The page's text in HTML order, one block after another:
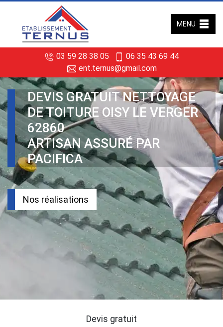
03 59 28 38 05
06 35 43 69 44
ent.ternus@gmail.com
MENU
DEVIS GRATUIT NETTOYAGE
DE TOITURE OISY LE VERGER
62860
ARTISAN ASSURÉ PAR
PACIFICA
Nos réalisations
Devis gratuit